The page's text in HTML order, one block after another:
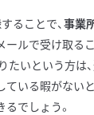
ることで、 事業
ールで受け取る
たいという方は
ている暇がない
でしょう。